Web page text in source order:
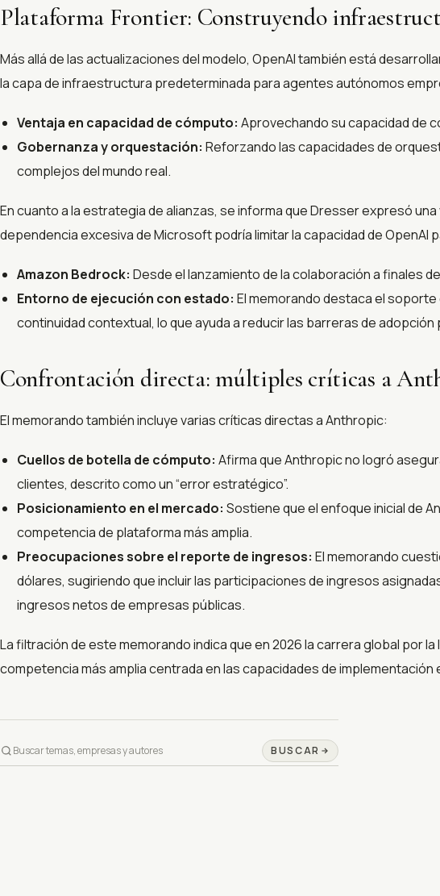
Plataforma Frontier: Construyendo
Más allá de las actualizaciones del modelo, OpenAI también está
la capa de infraestructura predeterminada para agentes autónomos
Ventaja en capacidad de cómputo: Aprovechando su capacidad de
Gobernanza y orquestación: Reforzando las capacidades de
complejos del mundo real.
En cuanto a la estrategia de alianzas, se informa que Dresser expresó
dependencia excesiva de Microsoft podría limitar la capacidad de OpenAI
Amazon Bedrock: Desde el lanzamiento de la colaboración a finales
Entorno de ejecución con estado: El memorando destaca el
continuidad contextual, lo que ayuda a reducir las barreras de
Confrontación directa: múltiples críticas a
El memorando también incluye varias críticas directas a Anthropic:
Cuellos de botella de cómputo: Afirma que Anthropic no logró
clientes, descrito como un “error estratégico”.
Posicionamiento en el mercado: Sostiene que el enfoque inicial de
competencia de plataforma más amplia.
Preocupaciones sobre el reporte de ingresos: El memorando
dólares, sugiriendo que incluir las participaciones de ingresos
ingresos netos de empresas públicas.
La filtración de este memorando indica que en 2026 la carrera global por
competencia más amplia centrada en las capacidades de
BUSCAR